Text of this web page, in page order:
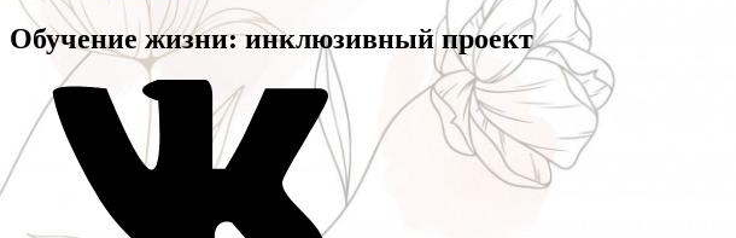
Обучение жизни: инклюзивный проект